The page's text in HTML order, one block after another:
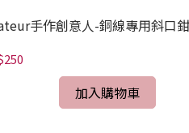
手作創意人-銅線專用斜口
加入購物車